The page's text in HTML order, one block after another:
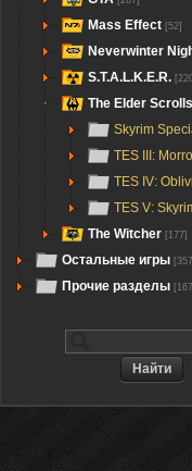
Mass Effect [52]
Neverwinter
S.T.A.L.K.E.R.
The Elder Scrolls
Skyrim
TES III:
TES IV:
TES V:
The Witcher [177]
Остальные игры
Прочие разделы